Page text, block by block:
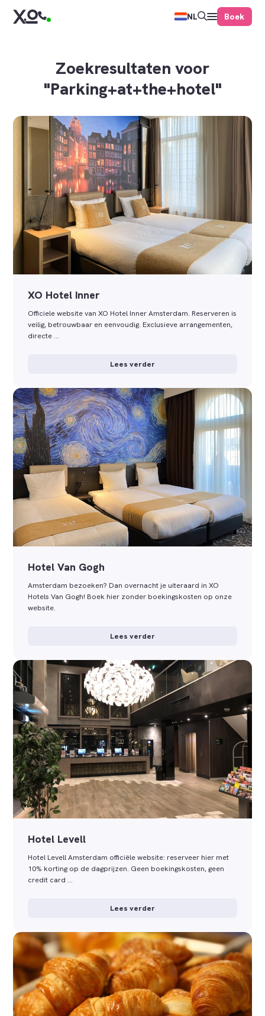
NL Boek
Zoekresultaten voor
"Parking+at+the+hotel"
XO Hotel Inner
Officiele website van XO Hotel Inner Amsterdam. Reserveren is
veilig, betrouwbaar en eenvoudig. Exclusieve arrangementen,
directe …
Lees verder
Hotel Van Gogh
Amsterdam bezoeken? Dan overnacht je uiteraard in XO
Hotels Van Gogh! Boek hier zonder boekingskosten op onze
website.
Lees verder
Hotel Levell
Hotel Levell Amsterdam officiële website: reserveer hier met
10% korting op de dagprijzen. Geen boekingskosten, geen
credit card …
Lees verder